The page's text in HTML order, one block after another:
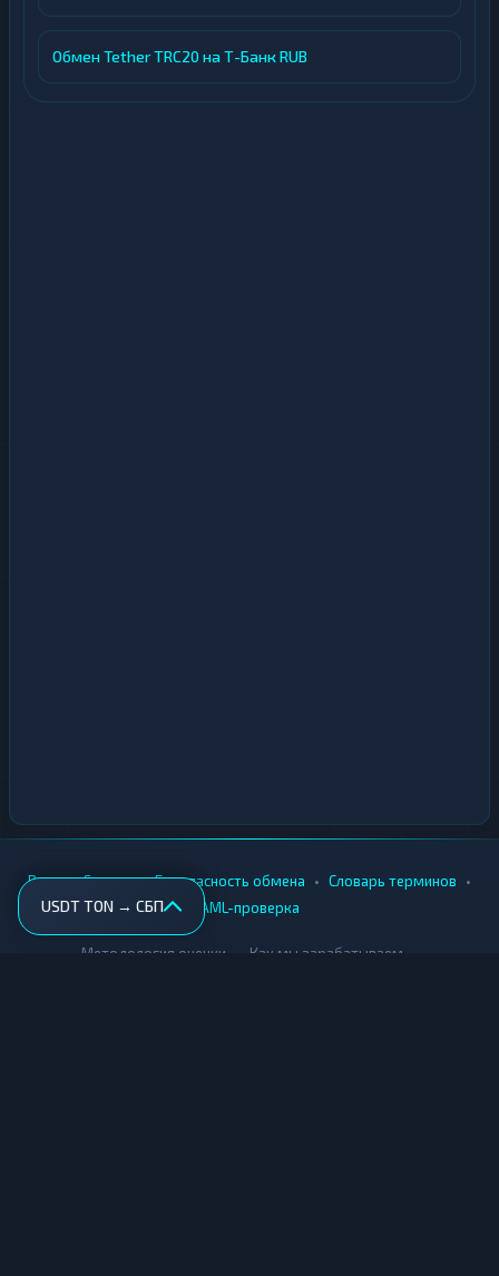
Обмен Tether TRC20 на Т-Банк RUB
USDT TON → СБП
Вики • Города • Безопасность обмена • Словарь терминов •
AML-проверка
Методология оценки Как мы зарабатываем